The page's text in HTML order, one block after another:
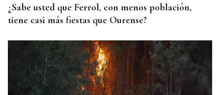
¿Sabe usted que Ferrol, con menos población,
tiene casi más fiestas que Ourense?